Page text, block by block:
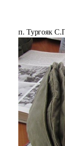
п. Тургояк